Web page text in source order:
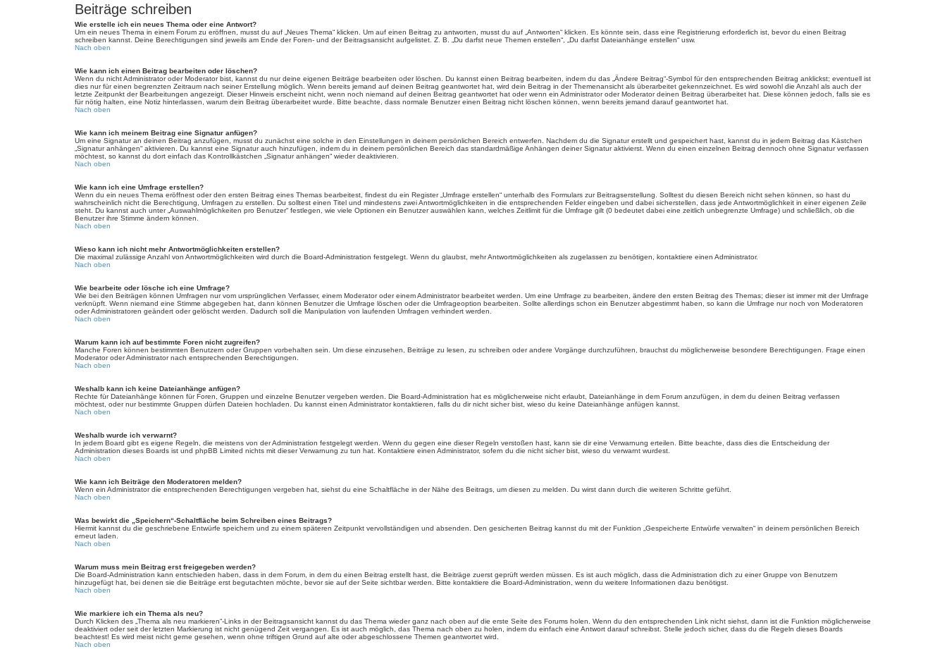
Beiträge schreiben
Wie erstelle ich ein neues Thema oder eine Antwort?
Um ein neues Thema in einem Forum zu eröffnen, musst du auf „Neues Thema“ klicken. Um auf einen Beitrag zu antworten, musst du auf „Antworten“ klicken. Es könnte sein, dass eine Registrierung erforderlich ist, bevor du einen Beitrag
schreiben kannst. Deine Berechtigungen sind jeweils am Ende der Foren- und der Beitragsansicht aufgelistet. Z. B. „Du darfst neue Themen erstellen“, „Du darfst Dateianhänge erstellen“ usw.
Nach oben
Wie kann ich einen Beitrag bearbeiten oder löschen?
Wenn du nicht Administrator oder Moderator bist, kannst du nur deine eigenen Beiträge bearbeiten oder löschen. Du kannst einen Beitrag bearbeiten, indem du das „Ändere Beitrag“-Symbol für den entsprechenden Beitrag anklickst; eventuell ist
dies nur für einen begrenzten Zeitraum nach seiner Erstellung möglich. Wenn bereits jemand auf deinen Beitrag geantwortet hat, wird dein Beitrag in der Themenansicht als überarbeitet gekennzeichnet. Es wird sowohl die Anzahl als auch der
letzte Zeitpunkt der Bearbeitungen angezeigt. Dieser Hinweis erscheint nicht, wenn noch niemand auf deinen Beitrag geantwortet hat oder wenn ein Administrator oder Moderator deinen Beitrag überarbeitet hat. Diese können jedoch, falls sie es
für nötig halten, eine Notiz hinterlassen, warum dein Beitrag überarbeitet wurde. Bitte beachte, dass normale Benutzer einen Beitrag nicht löschen können, wenn bereits jemand darauf geantwortet hat.
Nach oben
Wie kann ich meinem Beitrag eine Signatur anfügen?
Um eine Signatur an deinen Beitrag anzufügen, musst du zunächst eine solche in den Einstellungen in deinem persönlichen Bereich entwerfen. Nachdem du die Signatur erstellt und gespeichert hast, kannst du in jedem Beitrag das Kästchen
„Signatur anhängen“ aktivieren. Du kannst eine Signatur auch hinzufügen, indem du in deinem persönlichen Bereich das standardmäßige Anhängen deiner Signatur aktivierst. Wenn du einen einzelnen Beitrag dennoch ohne Signatur verfassen
möchtest, so kannst du dort einfach das Kontrollkästchen „Signatur anhängen“ wieder deaktivieren.
Nach oben
Wie kann ich eine Umfrage erstellen?
Wenn du ein neues Thema eröffnest oder den ersten Beitrag eines Themas bearbeitest, findest du ein Register „Umfrage erstellen“ unterhalb des Formulars zur Beitragserstellung. Solltest du diesen Bereich nicht sehen können, so hast du
wahrscheinlich nicht die Berechtigung, Umfragen zu erstellen. Du solltest einen Titel und mindestens zwei Antwortmöglichkeiten in die entsprechenden Felder eingeben und dabei sicherstellen, dass jede Antwortmöglichkeit in einer eigenen Zeile
steht. Du kannst auch unter „Auswahlmöglichkeiten pro Benutzer“ festlegen, wie viele Optionen ein Benutzer auswählen kann, welches Zeitlimit für die Umfrage gilt (0 bedeutet dabei eine zeitlich unbegrenzte Umfrage) und schließlich, ob die
Benutzer ihre Stimme ändern können.
Nach oben
Wieso kann ich nicht mehr Antwortmöglichkeiten erstellen?
Die maximal zulässige Anzahl von Antwortmöglichkeiten wird durch die Board-Administration festgelegt. Wenn du glaubst, mehr Antwortmöglichkeiten als zugelassen zu benötigen, kontaktiere einen Administrator.
Nach oben
Wie bearbeite oder lösche ich eine Umfrage?
Wie bei den Beiträgen können Umfragen nur vom ursprünglichen Verfasser, einem Moderator oder einem Administrator bearbeitet werden. Um eine Umfrage zu bearbeiten, ändere den ersten Beitrag des Themas; dieser ist immer mit der Umfrage
verknüpft. Wenn niemand eine Stimme abgegeben hat, dann können Benutzer die Umfrage löschen oder die Umfrageoption bearbeiten. Sollte allerdings schon ein Benutzer abgestimmt haben, so kann die Umfrage nur noch von Moderatoren
oder Administratoren geändert oder gelöscht werden. Dadurch soll die Manipulation von laufenden Umfragen verhindert werden.
Nach oben
Warum kann ich auf bestimmte Foren nicht zugreifen?
Manche Foren können bestimmten Benutzern oder Gruppen vorbehalten sein. Um diese einzusehen, Beiträge zu lesen, zu schreiben oder andere Vorgänge durchzuführen, brauchst du möglicherweise besondere Berechtigungen. Frage einen
Moderator oder Administrator nach entsprechenden Berechtigungen.
Nach oben
Weshalb kann ich keine Dateianhänge anfügen?
Rechte für Dateianhänge können für Foren, Gruppen und einzelne Benutzer vergeben werden. Die Board-Administration hat es möglicherweise nicht erlaubt, Dateianhänge in dem Forum anzufügen, in dem du deinen Beitrag verfassen
möchtest, oder nur bestimmte Gruppen dürfen Dateien hochladen. Du kannst einen Administrator kontaktieren, falls du dir nicht sicher bist, wieso du keine Dateianhänge anfügen kannst.
Nach oben
Weshalb wurde ich verwarnt?
In jedem Board gibt es eigene Regeln, die meistens von der Administration festgelegt werden. Wenn du gegen eine dieser Regeln verstoßen hast, kann sie dir eine Verwarnung erteilen. Bitte beachte, dass dies die Entscheidung der
Administration dieses Boards ist und phpBB Limited nichts mit dieser Verwarnung zu tun hat. Kontaktiere einen Administrator, sofern du die nicht sicher bist, wieso du verwarnt wurdest.
Nach oben
Wie kann ich Beiträge den Moderatoren melden?
Wenn ein Administrator die entsprechenden Berechtigungen vergeben hat, siehst du eine Schaltfläche in der Nähe des Beitrags, um diesen zu melden. Du wirst dann durch die weiteren Schritte geführt.
Nach oben
Was bewirkt die „Speichern“-Schaltfläche beim Schreiben eines Beitrags?
Hiermit kannst du die geschriebene Entwürfe speichern und zu einem späteren Zeitpunkt vervollständigen und absenden. Den gesicherten Beitrag kannst du mit der Funktion „Gespeicherte Entwürfe verwalten“ in deinem persönlichen Bereich
erneut laden.
Nach oben
Warum muss mein Beitrag erst freigegeben werden?
Die Board-Administration kann entschieden haben, dass in dem Forum, in dem du einen Beitrag erstellt hast, die Beiträge zuerst geprüft werden müssen. Es ist auch möglich, dass die Administration dich zu einer Gruppe von Benutzern
hinzugefügt hat, bei denen sie die Beiträge erst begutachten möchte, bevor sie auf der Seite sichtbar werden. Bitte kontaktiere die Board-Administration, wenn du weitere Informationen dazu benötigst.
Nach oben
Wie markiere ich ein Thema als neu?
Durch Klicken des „Thema als neu markieren“-Links in der Beitragsansicht kannst du das Thema wieder ganz nach oben auf die erste Seite des Forums holen. Wenn du den entsprechenden Link nicht siehst, dann ist die Funktion möglicherweise
deaktiviert oder seit der letzten Markierung ist nicht genügend Zeit vergangen. Es ist auch möglich, das Thema nach oben zu holen, indem du einfach eine Antwort darauf schreibst. Stelle jedoch sicher, dass du die Regeln dieses Boards
beachtest! Es wird meist nicht gerne gesehen, wenn ohne triftigen Grund auf alte oder abgeschlossene Themen geantwortet wird.
Nach oben